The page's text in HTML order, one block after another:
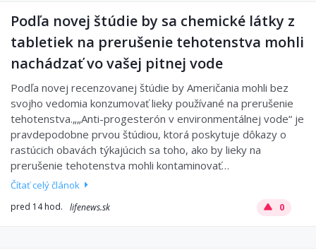
Podľa novej štúdie by sa chemické látky z
tabletiek na prerušenie tehotenstva mohli
nachádzať vo vašej pitnej vode
Podľa novej recenzovanej štúdie by Američania mohli bez
svojho vedomia konzumovať lieky používané na prerušenie
tehotenstva.„„Anti-progesterón v environmentálnej vode“ je
pravdepodobne prvou štúdiou, ktorá poskytuje dôkazy o
rastúcich obavách týkajúcich sa toho, ako by lieky na
prerušenie tehotenstva mohli kontaminovať…
Čítať celý článok
pred 14 hod. lifenews.sk 0